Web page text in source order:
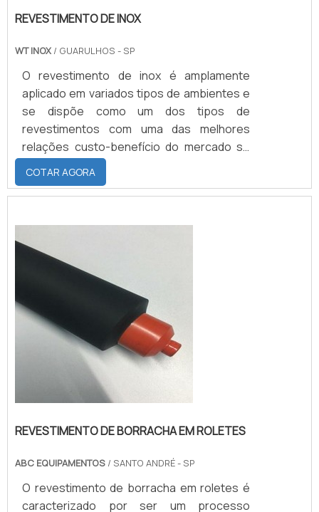
REVESTIMENTO DE INOX
WT INOX / GUARULHOS - SP
O revestimento de inox é amplamente
aplicado em variados tipos de ambientes e
se dispõe como um dos tipos de
revestimentos com uma das melhores
relações custo-benefício do mercado se
comparado a outros materiais.O
revestimento de aço inox é indicado para
ser aplicado tanto em ambientes internos
variedade de fatores, como umidade,
temperaturas elevadas, entre o...
COTAR AGORA
REVESTIMENTO DE BORRACHA EM ROLETES
ABC EQUIPAMENTOS / SANTO ANDRÉ - SP
O revestimento de borracha em roletes é
caracterizado por ser um processo